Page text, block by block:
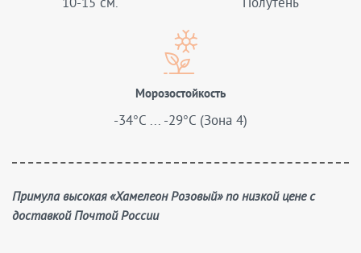
Морозостойкость
-34°C ... -29°C (Зона 4)
Примула высокая «Хамелеон Розовый» по низкой цене с
доставкой Почтой России